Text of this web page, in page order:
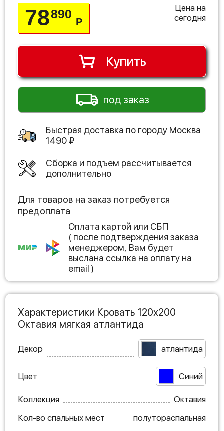
78890
Р
Цена на
сегодня
Купить
под заказ
Быстрая доставка по городу Москва
1490 ₽
Сборка и подъем рассчитывается
дополнительно
Для товаров на заказ потребуется
предоплата
Оплата картой или СБП
( после подтверждения заказа
менеджером, Вам будет
выслана ссылка на оплату на
email )
Характеристики Кровать 120х200
Октавия мягкая атлантида
Декор атлантида
Цвет Синий
Коллекция
Октавия
Кол-во спальных мест
полутораспальная